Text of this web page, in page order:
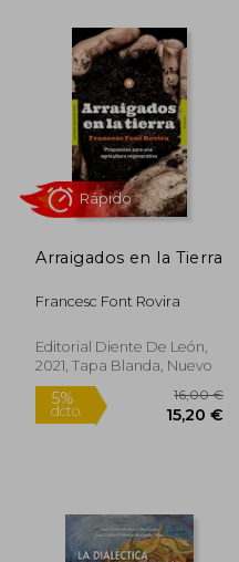
5%
dcto. 38,60 €
Arraigados en la Tierra
Francesc Font Rovira
Editorial Diente De León,
2021, Tapa Blanda, Nuevo
Rápido